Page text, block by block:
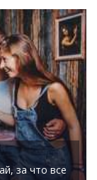
за что все